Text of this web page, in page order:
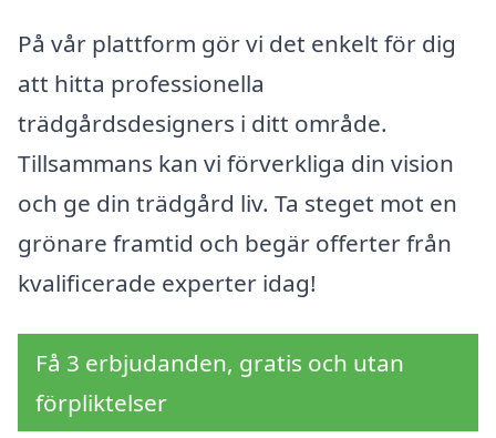
På vår plattform gör vi det enkelt för dig
att hitta professionella
trädgårdsdesigners i ditt område.
Tillsammans kan vi förverkliga din vision
och ge din trädgård liv. Ta steget mot en
grönare framtid och begär offerter från
kvalificerade experter idag!
Få 3 erbjudanden, gratis och utan
förpliktelser